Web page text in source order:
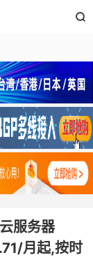

服务器
月起,按时